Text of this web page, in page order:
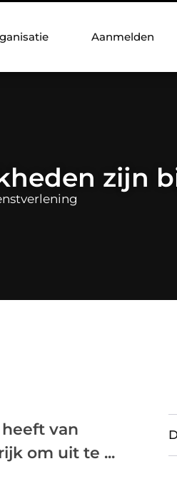
Aanmelden
zijn
van
om uit te ...